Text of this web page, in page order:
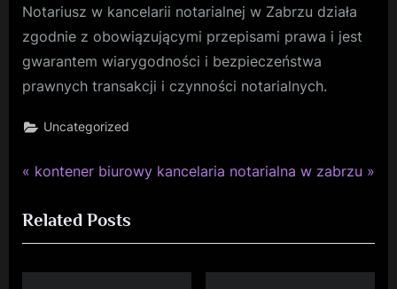
Notariusz w kancelarii notarialnej w Zabrzu działa
zgodnie z obowiązującymi przepisami prawa i jest
gwarantem wiarygodności i bezpieczeństwa
prawnych transakcji i czynności notarialnych.
Uncategorized
Nawigacja
wpisu
P
e
v
i
kontener biurowy N
t
P
kancelaria notarialna w zabrzu
Related Posts